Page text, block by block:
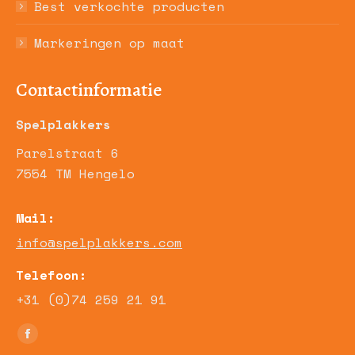
Best verkochte producten
Markeringen op maat
Contactinformatie
Spelplakkers
Parelstraat 6
7554 TM Hengelo
Mail:
info@spelplakkers.com
Telefoon:
+31 (0)74 259 21 91
Vind ons op:
Facebook